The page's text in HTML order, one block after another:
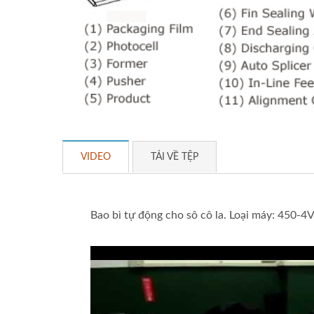
VIDEO TẢI VỀ TỆP
Bao bì tự động cho sô cô la. Loại máy: 450-